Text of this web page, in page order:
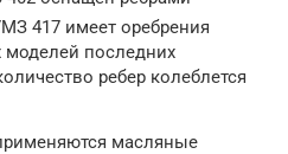
417 имеет оребрения
моделей последних
ребер колеблется
масляные